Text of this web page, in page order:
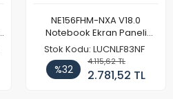
NE156FHM-NXA V18.0
Notebook Ekran Paneli
144Hz
Stok Kodu: LUCNLF83NF
%32
4.115,62 TL
2.781,52 TL